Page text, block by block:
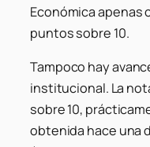
Económica apenas
puntos sobre 10.
Tampoco hay
institucional. La
sobre 10,
obtenida hace una